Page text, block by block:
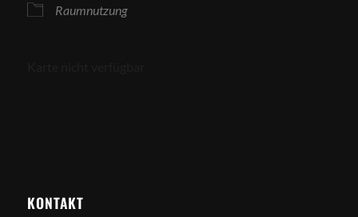
Raumnutzung
KONTAKT